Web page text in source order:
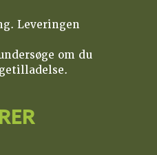
Leveringen
om du